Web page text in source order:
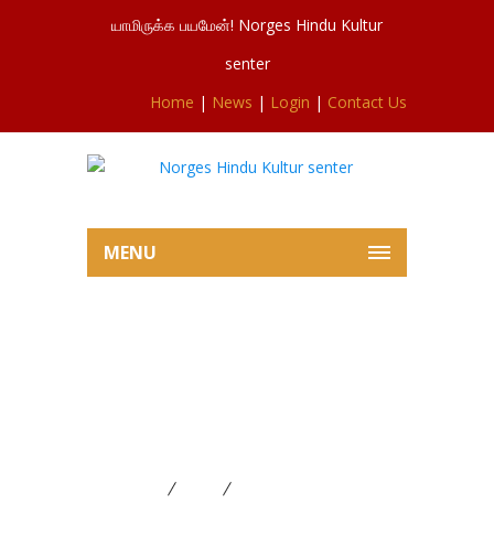
யாமிருக்க பயமேன்! Norges Hindu Kultur
senter
Home | News | Login | Contact Us
MENU